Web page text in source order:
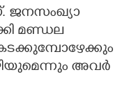
ജനസംഖ്യാ
മണ്ഡല
അവർ